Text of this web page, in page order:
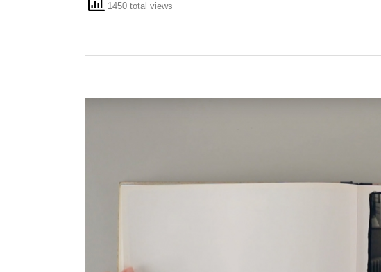
1450 total views